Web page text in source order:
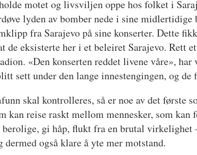
motet og livsviljen oppe hos folket i
lyden av bomber nede i sine
fra Sarajevo på sine konserter. Dette
de eksisterte her i et beleiret Sarajevo. Rett
«Den konserten reddet livene våre»,
sett under den lange innestengingen, og
skal kontrolleres, så er noe av det første
kan reise raskt mellom mennesker, som
berolige, gi håp, flukt fra en brutal
dermed også klare å yte mer motstand.